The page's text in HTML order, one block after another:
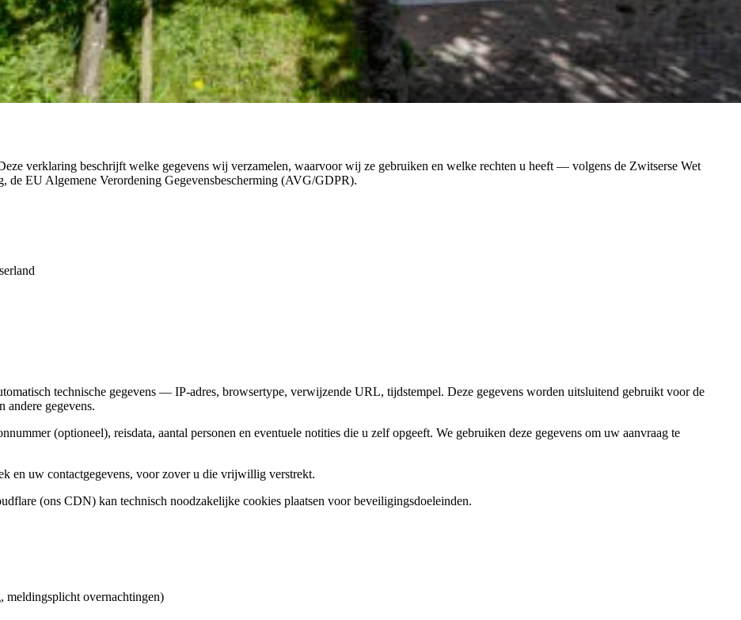
verklaring beschrijft welke gegevens wij verzamelen, waarvoor wij ze gebruiken en welke rechten u heeft — volgens de Zwitserse Wet
de EU Algemene Verordening Gegevensbescherming (AVG/GDPR).
technische gegevens — IP-adres, browsertype, verwijzende URL, tijdstempel. Deze gegevens worden uitsluitend gebruikt voor de
andere gegevens.
(optioneel), reisdata, aantal personen en eventuele notities die u zelf opgeeft. We gebruiken deze gegevens om uw aanvraag te
en uw contactgegevens, voor zover u die vrijwillig verstrekt.
(ons CDN) kan technisch noodzakelijke cookies plaatsen voor beveiligingsdoeleinden.
meldingsplicht overnachtingen)